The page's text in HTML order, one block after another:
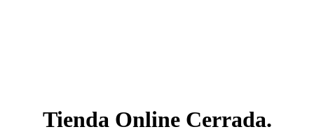
Tienda Online Cerrada.